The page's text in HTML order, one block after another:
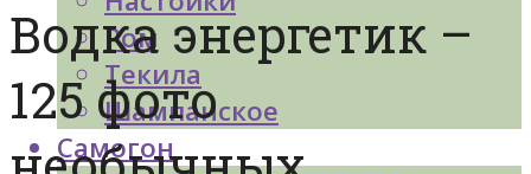
Ром
Текила
Шампанское
Самогон
Водка энергетик –
125 фото